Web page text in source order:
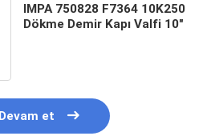
IMPA 750828 F7364 10K250
Dökme Demir Kapı Valfi 10"
Devam et